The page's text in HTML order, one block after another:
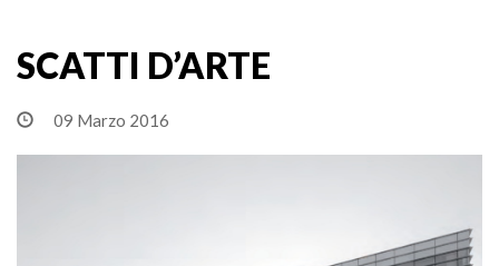
SCATTI D’ARTE
09 Marzo 2016